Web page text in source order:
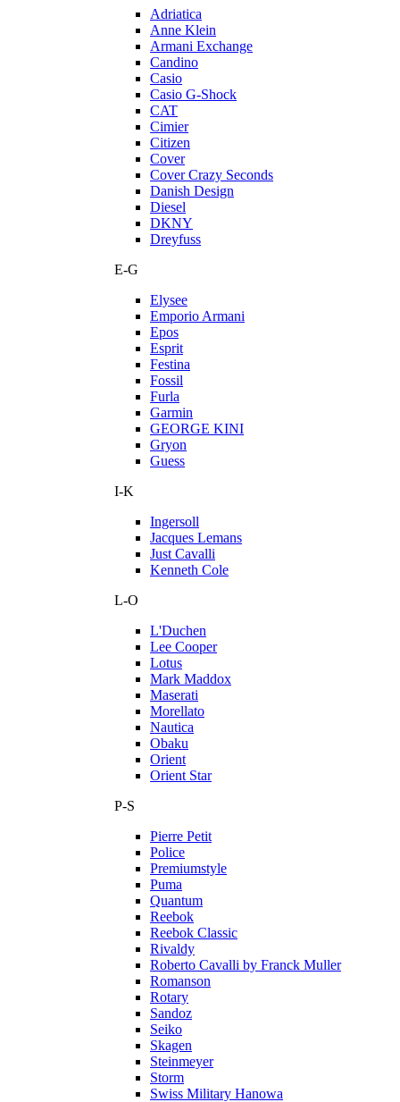
Adriatica
Anne Klein
Armani Exchange
Candino
Casio
Casio G-Shock
CAT
Cimier
Citizen
Cover
Cover Crazy Seconds
Danish Design
Diesel
DKNY
Dreyfuss
E-G
Elysee
Emporio Armani
Epos
Esprit
Festina
Fossil
Furla
Garmin
GEORGE KINI
Gryon
Guess
I-K
Ingersoll
Jacques Lemans
Just Cavalli
Kenneth Cole
L-O
L'Duchen
Lee Cooper
Lotus
Mark Maddox
Maserati
Morellato
Nautica
Obaku
Orient
Orient Star
P-S
Pierre Petit
Police
Premiumstyle
Puma
Quantum
Reebok
Reebok Classic
Rivaldy
Roberto Cavalli by Franck Muller
Romanson
Rotary
Sandoz
Seiko
Skagen
Steinmeyer
Storm
Swiss Military Hanowa